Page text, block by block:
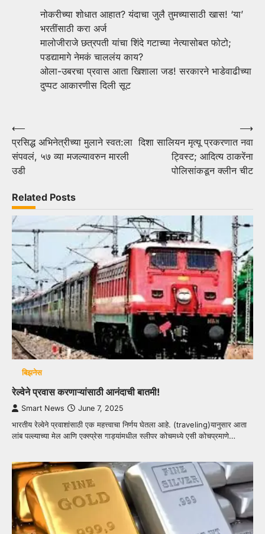
नोकरीच्या शोधात आहात? यंदाचा जुलै तुमच्यासाठी खास! ‘या’
भरतींसाठी करा अर्ज
मालोजीराजे छत्रपती यांचा शिंदे गटाच्या नेत्यासोबत फोटो;
पडद्यामागे नेमकं चाललंय काय?
ओला-उबरचा प्रवास आता खिशाला जड! सरकारने भाडेवाढीच्या
दुप्पट आकारणीस दिली सूट
Post
navigation
⟵
प्रसिद्ध अभिनेत्रीच्या मुलाने स्वत:ला
संपवलं, ५७ व्या मजल्यावरुन मारली
उडी
दिशा सालियन मृत्यू प्रकरणात नवा
ट्विस्ट; आदित्य ठाकरेंना
पोलिसांकडून क्लीन चीट
⟶
Related Posts
बिझनेस
रेल्वेने प्रवास करणाऱ्यांसाठी आनंदाची बातमी!
Smart News June 7, 2025
भारतीय रेल्वेने प्रवाशांसाठी एक महत्त्वाचा निर्णय घेतला आहे. (traveling)यानुसार आता
लांब पल्ल्याच्या मेल आणि एक्स्प्रेस गाड्यांमधील स्लीपर कोचमध्ये एसी कोचप्रमाणे…